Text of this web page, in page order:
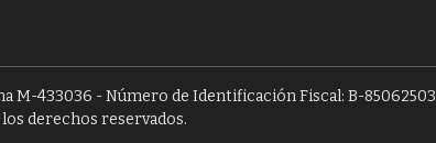
M-433036 - Número de Identificación Fiscal: B-85062503
los derechos reservados.